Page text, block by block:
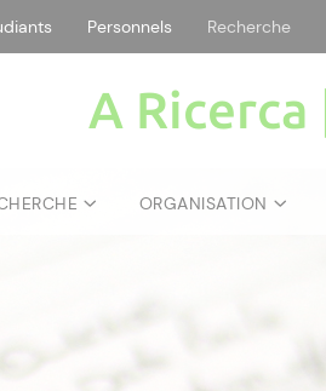
Personnels Recherche
A Ricerca |
ORGANISATION